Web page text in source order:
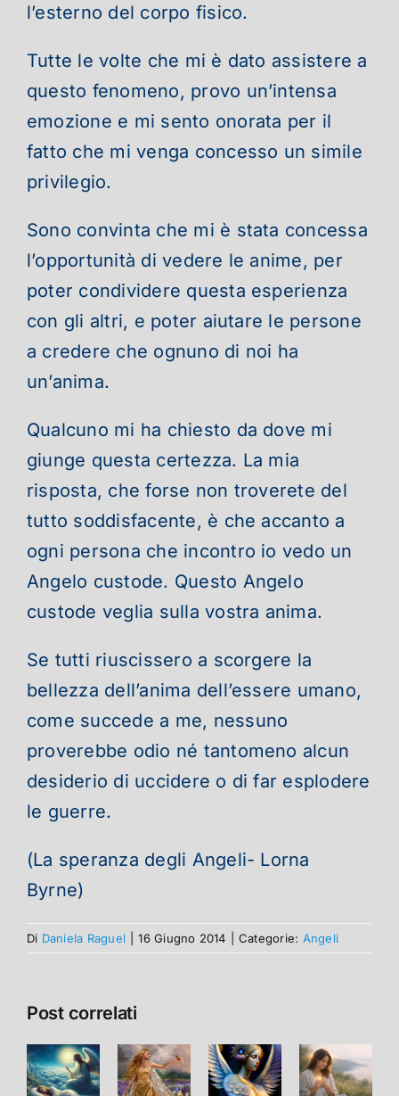
l’esterno del corpo fisico.
Tutte le volte che mi è dato assistere a
questo fenomeno, provo un’intensa
emozione e mi sento onorata per il
fatto che mi venga concesso un simile
privilegio.
Sono convinta che mi è stata concessa
l’opportunità di vedere le anime, per
poter condividere questa esperienza
con gli altri, e poter aiutare le persone
a credere che ognuno di noi ha
un’anima.
Qualcuno mi ha chiesto da dove mi
giunge questa certezza. La mia
risposta, che forse non troverete del
tutto soddisfacente, è che accanto a
ogni persona che incontro io vedo un
Angelo custode. Questo Angelo
custode veglia sulla vostra anima.
Se tutti riuscissero a scorgere la
bellezza dell’anima dell’essere umano,
come succede a me, nessuno
proverebbe odio né tantomeno alcun
desiderio di uccidere o di far esplodere
le guerre.
(La speranza degli Angeli- Lorna
Byrne)
Di Daniela Raguel 16 Giugno 2014 Categorie: Angeli
Post correlati